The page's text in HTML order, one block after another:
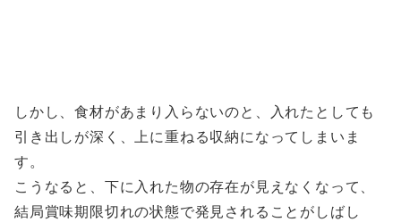
しかし、食材があまり入らないのと、入れたとしても
引き出しが深く、上に重ねる収納になってしまいま
す。
こうなると、下に入れた物の存在が見えなくなって、
結局賞味期限切れの状態で発見されることがしばし